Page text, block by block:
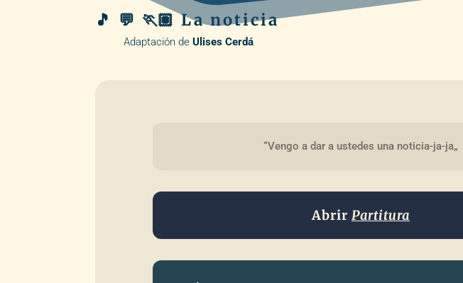
🎵 💬 🏃🏽 La noticia
Adaptación deUlises Cerdá
“Vengo a dar a ustedes una noticia-ja-ja„
AbrirPartitura